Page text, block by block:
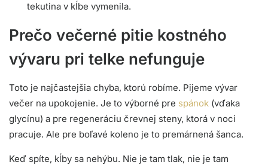
tekutina v kĺbe vymenila.
Prečo večerné pitie kostného
vývaru pri telke nefunguje
Toto je najčastejšia chyba, ktorú robíme. Pijeme vývar
večer na upokojenie. Je to výborné pre spánok (vďaka
glycínu) a pre regeneráciu črevnej steny, ktorá v noci
pracuje. Ale pre boľavé koleno je to premárnená šanca.
Keď spíte, kĺby sa nehýbu. Nie je tam tlak, nie je tam